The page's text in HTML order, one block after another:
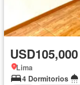
USD105,000
Lima
4 Dormitorios